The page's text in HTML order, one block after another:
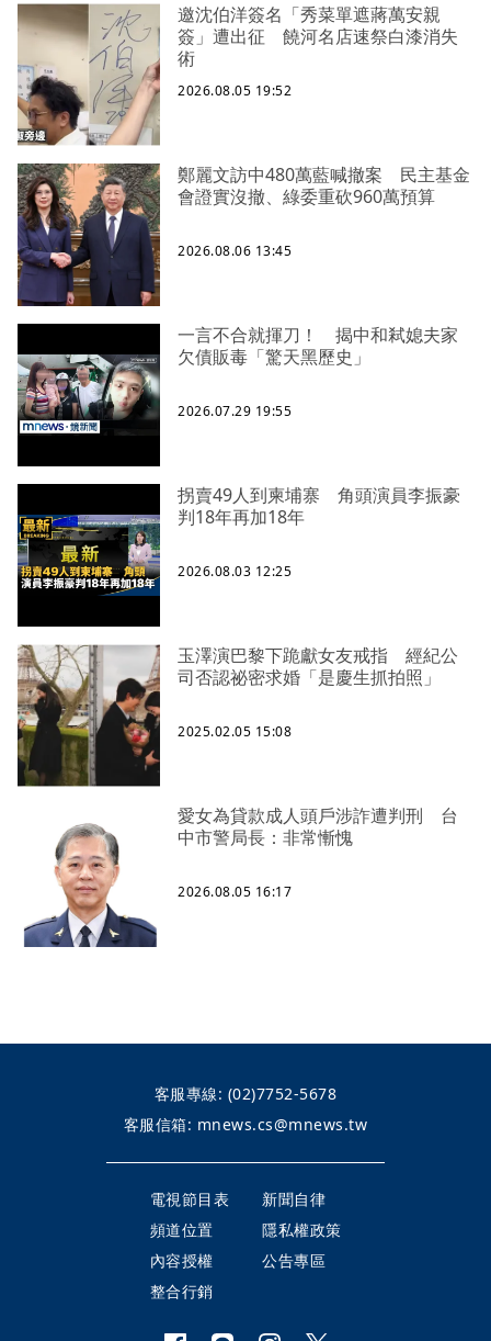
邀沈伯洋簽名「秀菜單遮蔣萬安親
簽」遭出征 饒河名店速祭白漆消失
術
2026.08.05 19:52
鄭麗文訪中480萬藍喊撤案 民主基金
會證實沒撤、綠委重砍960萬預算
2026.08.06 13:45
一言不合就揮刀！ 揭中和弒媳夫家
欠債販毒「驚天黑歷史」
2026.07.29 19:55
拐賣49人到柬埔寨 角頭演員李振豪
判18年再加18年
2026.08.03 12:25
玉澤演巴黎下跪獻女友戒指 經紀公
司否認祕密求婚「是慶生抓拍照」
2025.02.05 15:08
愛女為貸款成人頭戶涉詐遭判刑 台
中市警局長：非常慚愧
2026.08.05 16:17
客服專線: (02)7752-5678
客服信箱: mnews.cs@mnews.tw
電視節目表
新聞自律
頻道位置
隱私權政策
內容授權
公告專區
整合行銷